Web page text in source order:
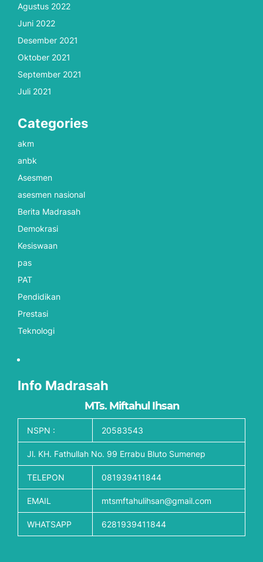
Agustus 2022
Juni 2022
Desember 2021
Oktober 2021
September 2021
Juli 2021
Categories
akm
anbk
Asesmen
asesmen nasional
Berita Madrasah
Demokrasi
Kesiswaan
pas
PAT
Pendidikan
Prestasi
Teknologi
Info Madrasah
MTs. Miftahul Ihsan
NSPN : 20583543
Jl. KH. Fathullah No. 99 Errabu Bluto Sumenep
TELEPON 081939411844
EMAIL mtsmftahulihsan@gmail.com
WHATSAPP 6281939411844